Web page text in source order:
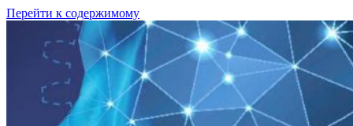
Перейти к содержимому